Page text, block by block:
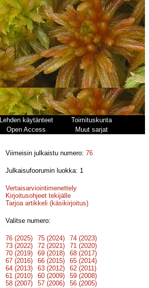
Lehden käytänteet
Toimituskunta
Open Access Muut sarjat
Viimeisin julkaistu numero:76
Julkaisufoorumin luokka: 1
Vertaisarviointimenettely
Kirjoitusohjeet tekijälle
Tarjoa artikkeli (käsikirjoitus)
Valitse numero:
76 (2025) 75 (2024)
74 (2023)
73 (2022)
72 (2021)
71 (2020)
70 (2019)
69 (2018)
68 (2017)
67 (2016)
66 (2015)
65 (2014)
64 (2013)
63 (2012)
62 (2011)
61 (2010)
60 (2009)
59 (2008)
58 (2007)
57 (2006)
56 (2005)